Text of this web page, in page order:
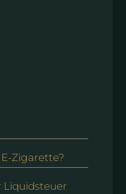
Zigarette?
Liquidsteuer